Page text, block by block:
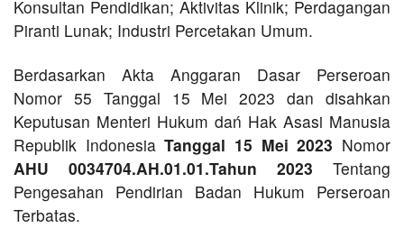
Konsultan Pendidikan; Aktivitas Klinik; Perdagangan
Piranti Lunak; Industri Percetakan Umum.
Berdasarkan Akta Anggaran Dasar Perseroan
Nomor 55 Tanggal 15 Mei 2023 dan disahkan
Keputusan Menteri Hukum dań Hak Asasi Manusia
Republik IndonesiaTanggal 15 Mei 2023 Nomor
AHU 0034704.AH.01.01.Tahun 2023 Tentang
Pengesahan Pendirian Badan Hukum Perseroan
Terbatas.